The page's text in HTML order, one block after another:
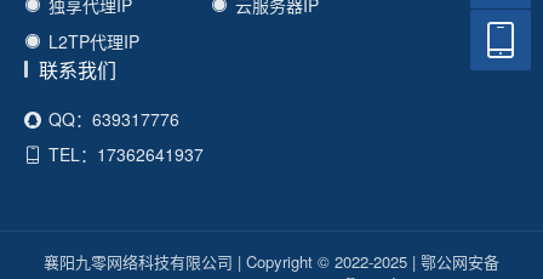
独享代理IP
云服务器IP
L2TP代理IP
联系我们
QQ：639317776
TEL：17362641937
襄阳九零网络科技有限公司 | Copyright © 2022-2025 | 鄂公网安备